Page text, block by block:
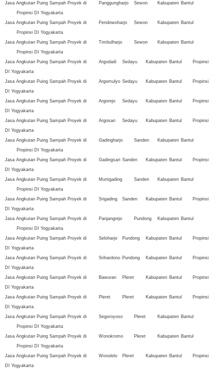
Jasa Angkutan Puing Sampah Proyek di
Panggungharjo Sewon Kabupaten Bantul
Propinsi DI Yogyakarta
Jasa Angkutan Puing Sampah Proyek di
Pendowoharjo Sewon Kabupaten Bantul
Propinsi DI Yogyakarta
Jasa Angkutan Puing Sampah Proyek di
Timbulharjo Sewon Kabupaten Bantul
Propinsi DI Yogyakarta
Jasa Angkutan Puing Sampah Proyek di
Argodadi Sedayu Kabupaten Bantul
Propinsi
DI Yogyakarta
Jasa Angkutan Puing Sampah Proyek di
Argomulyo Sedayu Kabupaten Bantul
Propinsi
DI Yogyakarta
Jasa Angkutan Puing Sampah Proyek di
Argorejo Sedayu Kabupaten Bantul
Propinsi
DI Yogyakarta
Jasa Angkutan Puing Sampah Proyek di
Argosari Sedayu Kabupaten Bantul
Propinsi
DI Yogyakarta
Jasa Angkutan Puing Sampah Proyek di
Gadingharjo Sanden Kabupaten Bantul
Propinsi DI Yogyakarta
Jasa Angkutan Puing Sampah Proyek di
Gadingsari Sanden Kabupaten Bantul
Propinsi
DI Yogyakarta
Jasa Angkutan Puing Sampah Proyek di
Murtigading Sanden Kabupaten Bantul
Propinsi DI Yogyakarta
Jasa Angkutan Puing Sampah Proyek di
Srigading Sanden Kabupaten Bantul
Propinsi
DI Yogyakarta
Jasa Angkutan Puing Sampah Proyek di
Panjangrejo Pundong Kabupaten Bantul
Propinsi DI Yogyakarta
Jasa Angkutan Puing Sampah Proyek di
Seloharjo Pundong Kabupaten Bantul
Propinsi
DI Yogyakarta
Jasa Angkutan Puing Sampah Proyek di
Srihardono Pundong Kabupaten Bantul
Propinsi
DI Yogyakarta
Jasa Angkutan Puing Sampah Proyek di
Bawuran Pleret Kabupaten Bantul
Propinsi
DI Yogyakarta
Jasa Angkutan Puing Sampah Proyek di
Pleret Pleret Kabupaten Bantul
Propinsi
DI Yogyakarta
Jasa Angkutan Puing Sampah Proyek di
Segoroyoso Pleret Kabupaten Bantul
Propinsi DI Yogyakarta
Jasa Angkutan Puing Sampah Proyek di
Wonokromo Pleret Kabupaten Bantul
Propinsi DI Yogyakarta
Jasa Angkutan Puing Sampah Proyek di
Wonolelo Pleret Kabupaten Bantul
Propinsi
DI Yogyakarta